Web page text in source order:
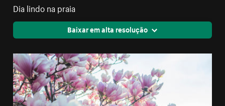
Dia lindo na praia
Baixar em alta resolução